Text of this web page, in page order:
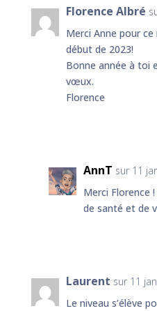
Florence Albré
Merci Anne pour
début de 2023!
Bonne année à toi
vœux.
Florence
AnnT sur 11
Merci Florence
de santé et de
Laurent sur 11
Le niveau s’élève